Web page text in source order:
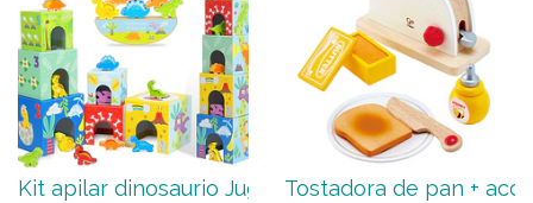
Kit apilar dinosaurio Jugue...Tostadora de pan +